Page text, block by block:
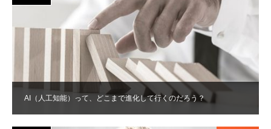
AI（人工知能）って、どこまで進化して行くのだろう？